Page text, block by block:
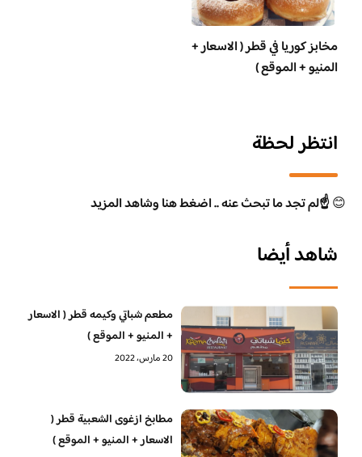
مخابز كوريا في قطر ( الاسعار +
المنيو + الموقع )
انتظر لحظة
😊☝️لم تجد ما تبحث عنه .. اضغط هنا وشاهد المزيد
شاهد أيضا
مطعم شباتي وكيمه قطر ( الاسعار
+ المنيو + الموقع )
20 مارس، 2022
مطابخ ازغوى الشعبية قطر (
الاسعار + المنيو + الموقع )